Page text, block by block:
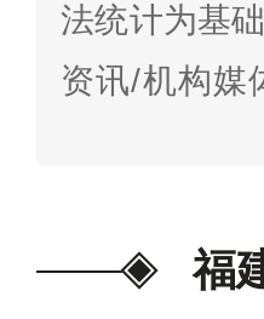
法统计为基
资讯/机构媒
票、点评
响力、办学
福